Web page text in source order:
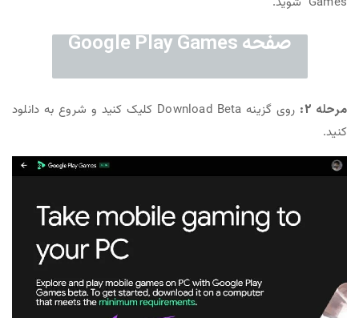
صفحه Google Play Games
مرحله 2:
روی گزینه Download Beta کلیک کنید و شروع به دانلود
کنید.